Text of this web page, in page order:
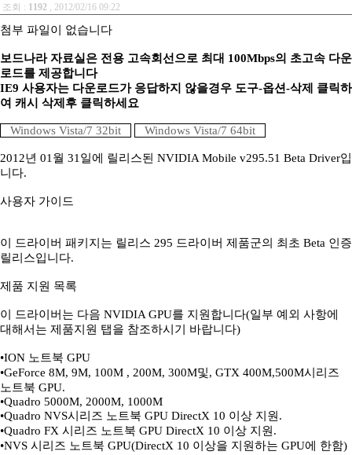
조회 : 1192 , 2012/02/16 09:22
첨부 파일이 없습니다
보드나라 자료실은 전용 고속회선으로 최대 100Mbps의 초고속 다운
로드를 제공합니다
IE9 사용자는 다운로드가 응답하지 않을경우 도구-옵션-삭제 클릭하
여 캐시 삭제후 클릭하세요
Windows Vista/7 32bit Windows Vista/7 64bit
2012년 01월 31일에 릴리스된 NVIDIA Mobile v295.51 Beta Driver입
니다.
사용자 가이드
이 드라이버 패키지는 릴리스 295 드라이버 제품군의 최초 Beta 인증
릴리스입니다.
제품 지원 목록
이 드라이버는 다음 NVIDIA GPU를 지원합니다(일부 예외 사항에
대해서는 제품지원 탭을 참조하시기 바랍니다)
•ION 노트북 GPU
•GeForce 8M, 9M, 100M , 200M, 300M및, GTX 400M,500M시리즈
노트북 GPU.
•Quadro 5000M, 2000M, 1000M
•Quadro NVS시리즈 노트북 GPU DirectX 10 이상 지원.
•Quadro FX 시리즈 노트북 GPU DirectX 10 이상 지원.
•NVS 시리즈 노트북 GPU(DirectX 10 이상을 지원하는 GPU에 한함)